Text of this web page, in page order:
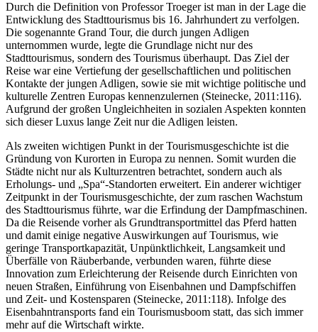
Durch die Definition von Professor Troeger ist man in der Lage die
Entwicklung des Stadttourismus bis 16. Jahrhundert zu verfolgen.
Die sogenannte Grand Tour, die durch jungen Adligen
unternommen wurde, legte die Grundlage nicht nur des
Stadttourismus, sondern des Tourismus überhaupt. Das Ziel der
Reise war eine Vertiefung der gesellschaftlichen und politischen
Kontakte der jungen Adligen, sowie sie mit wichtige politische und
kulturelle Zentren Europas kennenzulernen (Steinecke, 2011:116).
Aufgrund der großen Ungleichheiten in sozialen Aspekten konnten
sich dieser Luxus lange Zeit nur die Adligen leisten.
Als zweiten wichtigen Punkt in der Tourismusgeschichte ist die
Gründung von Kurorten in Europa zu nennen. Somit wurden die
Städte nicht nur als Kulturzentren betrachtet, sondern auch als
Erholungs- und „Spa“-Standorten erweitert. Ein anderer wichtiger
Zeitpunkt in der Tourismusgeschichte, der zum raschen Wachstum
des Stadttourismus führte, war die Erfindung der Dampfmaschinen.
Da die Reisende vorher als Grundtransportmittel das Pferd hatten
und damit einige negative Auswirkungen auf Tourismus, wie
geringe Transportkapazität, Unpünktlichkeit, Langsamkeit und
Überfälle von Räuberbande, verbunden waren, führte diese
Innovation zum Erleichterung der Reisende durch Einrichten von
neuen Straßen, Einführung von Eisenbahnen und Dampfschiffen
und Zeit- und Kostensparen (Steinecke, 2011:118). Infolge des
Eisenbahntransports fand ein Tourismusboom statt, das sich immer
mehr auf die Wirtschaft wirkte.